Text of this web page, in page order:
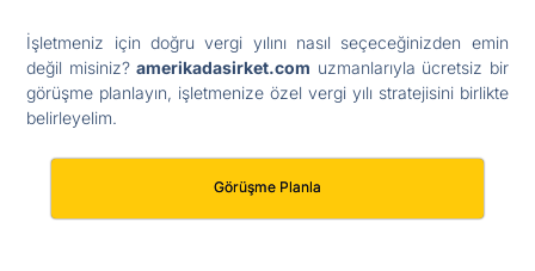
İşletmeniz için doğru vergi yılını nasıl seçeceğinizden emin
değil misiniz?amerikadasirket.com uzmanlarıyla ücretsiz bir
görüşme planlayın, işletmenize özel vergi yılı stratejisini birlikte
belirleyelim.
Görüşme Planla